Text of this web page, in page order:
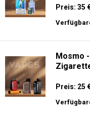
Preis: 35
Mosmo
Preis: 25